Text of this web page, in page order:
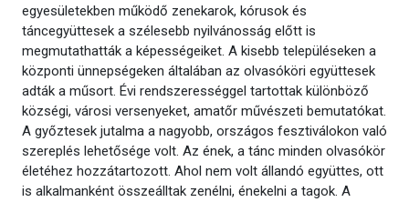
egyesületekben működő zenekarok, kórusok és
táncegyüttesek a szélesebb nyilvánosság előtt is
megmutathatták a képességeiket. A kisebb településeken a
központi ünnepségeken általában az olvasóköri együttesek
adták a műsort. Évi rendszerességgel tartottak különböző
községi, városi versenyeket, amatőr művészeti bemutatókat.
A győztesek jutalma a nagyobb, országos fesztiválokon való
szereplés lehetősége volt. Az ének, a tánc minden olvasókör
életéhez hozzátartozott. Ahol nem volt állandó együttes, ott
is alkalmanként összeálltak zenélni, énekelni a tagok. A